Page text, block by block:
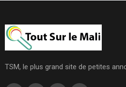
TSM, le plus grand site de petites